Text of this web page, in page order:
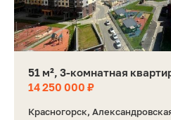
51 м², 3-комнатная
14 250 000 ₽
Красногорск,